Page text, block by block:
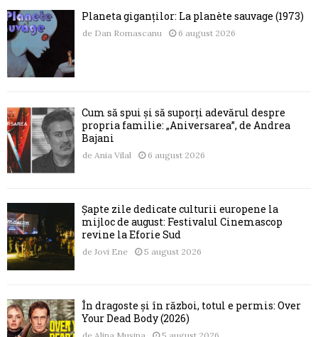
Planeta giganților: La planète sauvage (1973)
de Dan Romascanu 6 august 2026
Cum să spui și să suporți adevărul despre
propria familie: „Aniversarea”, de Andrea
Bajani
de Ania Vilal 6 august 2026
Șapte zile dedicate culturii europene la
mijloc de august: Festivalul Cinemascop
revine la Eforie Sud
de Jovi Ene 5 august 2026
În dragoste și în război, totul e permis: Over
Your Dead Body (2026)